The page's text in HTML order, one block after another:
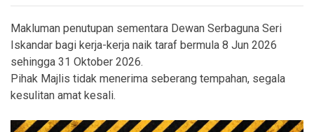
Makluman penutupan sementara Dewan Serbaguna Seri
Iskandar bagi kerja-kerja naik taraf bermula 8 Jun 2026
sehingga 31 Oktober 2026.
Pihak Majlis tidak menerima seberang tempahan, segala
kesulitan amat kesali.